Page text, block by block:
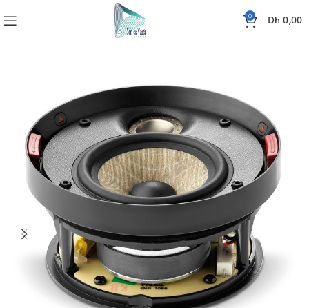
0 Dh 0,00
Enceinte encastrable 300 ICW4 FOCAL